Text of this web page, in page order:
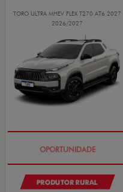
TORO ULTRA MHEV FLEX T270 AT6 2027
2026/2027
PRODUTOR RURAL